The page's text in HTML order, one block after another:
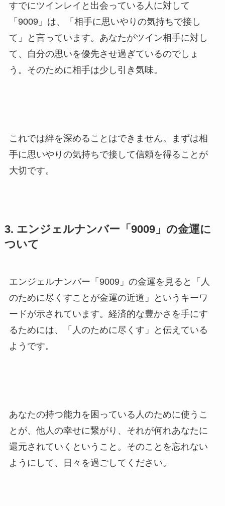
すでにツインレイと出会っている人に対して
「9009」は、「相手に思いやりの気持ちで接し
て」と言っています。あなたがツイン相手に対し
て、自分の思いを優先させ過ぎているのでしょ
う。そのために相手は少し引き気味。
これでは絆を深めることはできません。まずは相
手に思いやりの気持ちで接して信頼を得ることが
大切です。
3. エンジェルナンバー「9009」の金運に
ついて
エンジェルナンバー「9009」の金運を見ると「人
のために尽くすことが金運の近道」というキーワ
ードが示されています。経済的な豊かさを手にす
るためには、「人のために尽くす」と伝えている
ようです。
あなたの持つ能力を困っている人のために使うこ
とが、他人の幸せに繋がり、それが何れあなたに
還元されていくということ。そのことを忘れない
ようにして、日々を過ごしてください。